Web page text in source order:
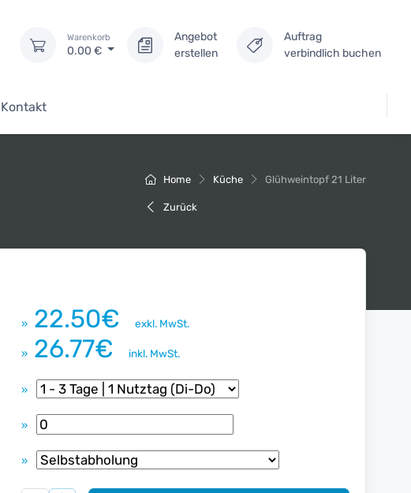
Warenkorb
0.00 €
Angebot
erstellen
Auftrag
verbindlich buchen
Kontakt
Home Küche Glühweintopf 21 Liter
Zurück
» 22.50€ exkl. MwSt.
» 26.77€ inkl. MwSt.
»
»
»